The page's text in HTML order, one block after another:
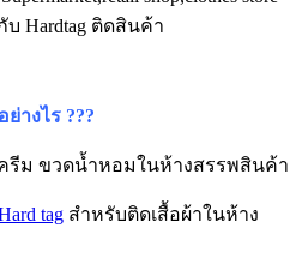
Hardtag ติดสินค้า
างไร ???
รีม ขวดน้ำหอมในห้างสรรพสินค้า
tag สำหรับติดเสื้อผ้าในห้าง